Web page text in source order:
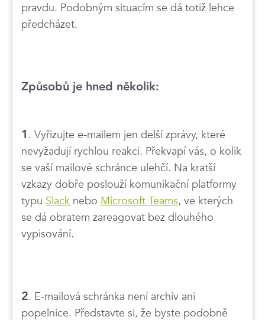
pravdu. Podobným situacím se dá totiž lehce
předcházet.
Způsobů je hned několik:
1 . Vyřizujte e-mailem jen delší zprávy, které
nevyžadují rychlou reakci. Překvapí vás, o kolik
se vaší mailové schránce ulehčí. Na kratší
vzkazy dobře poslouží komunikační platformy
typu Slack nebo Microsoft Teams, ve kterých
se dá obratem zareagovat bez dlouhého
vypisování.
2. E-mailová schránka není archiv ani
popelnice. Představte si, že byste podobně